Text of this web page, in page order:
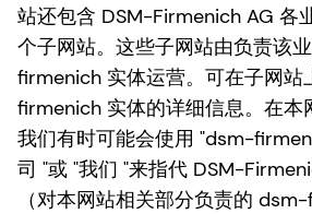
站还包含 DSM-Firmenich AG 各
个子网站。这些子网站由负责该
firmenich 实体运营。可在子网
firmenich 实体的详细信息。在本
我们有时可能会使用 "dsm-
司 "或 "我们 "来指代 DSM-
（对本网站相关部分负责的